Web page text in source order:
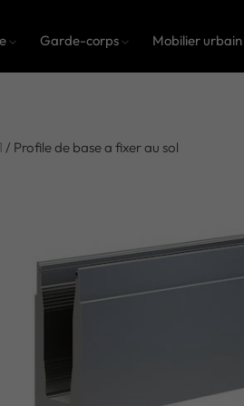
Garde-corps Mobilier urbain
/ Profile de base a fixer au sol